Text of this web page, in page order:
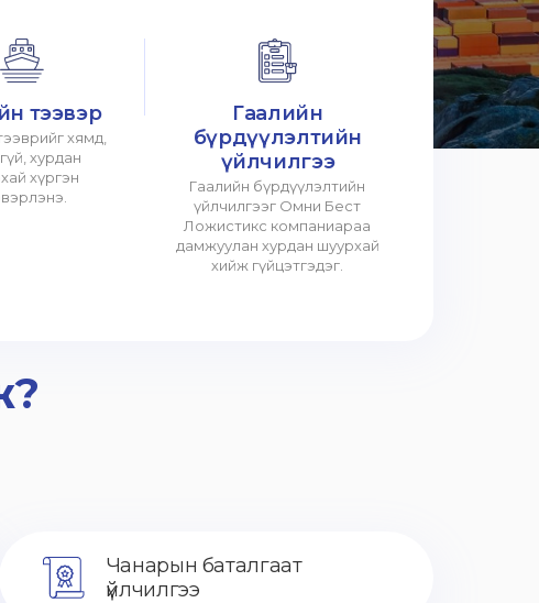
тээвэр
хямд,
хурдан
хүргэн
Гаалийн
бүрдүүлэлтийн
үйлчилгээ
Гаалийн бүрдүүлэлтийн
үйлчилгээг Омни Бест
Ложистикс компаниараа
дамжуулан хурдан шуурхай
хийж гүйцэтгэдэг.
Чанарын баталгаат
үйлчилгээ